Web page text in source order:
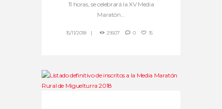
11 horas, se celebrará la XV Media
Maratón...
15/11/2018 29607 0 15